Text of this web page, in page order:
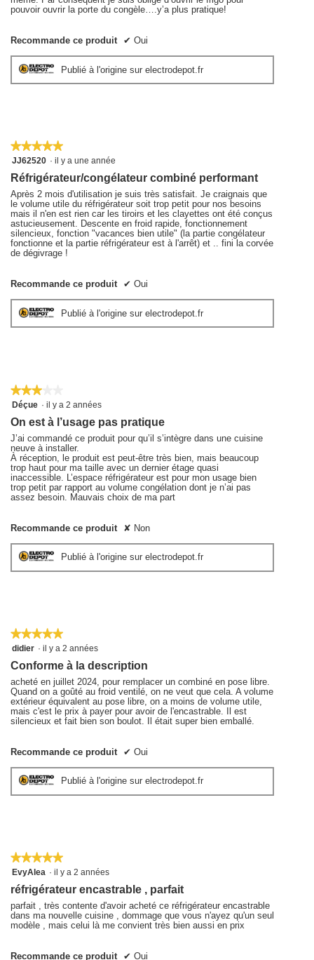
pouvoir ouvrir la porte du congèle….y’a plus pratique!
Recommande ce produit ✔ Oui
Publié à l'origine sur electrodepot.fr
★★★★★
★★★★★
5
5
JJ62520 · il y a une année
Réfrigérateur/congélateur combiné performant
Après 2 mois d'utilisation je suis très satisfait. Je craignais que
le volume utile du réfrigérateur soit trop petit pour nos besoins
mais il n'en est rien car les tiroirs et les clayettes ont été conçus
astucieusement. Descente en froid rapide, fonctionnement
silencieux, fonction "vacances bien utile" (la partie congélateur
fonctionne et la partie réfrigérateur est à l'arrêt) et .. fini la corvée
de dégivrage !
Recommande ce produit ✔ Oui
Publié à l'origine sur electrodepot.fr
★★★★★
★★★★★
3
5
Déçue · il y a 2 années
On est à l’usage pas pratique
J’ai commandé ce produit pour qu’il s’intègre dans une cuisine
neuve à installer.
À réception, le produit est peut-être très bien, mais beaucoup
trop haut pour ma taille avec un dernier étage quasi
inaccessible. L’espace réfrigérateur est pour mon usage bien
trop petit par rapport au volume congélation dont je n’ai pas
assez besoin. Mauvais choix de ma part
Recommande ce produit ✘ Non
Publié à l'origine sur electrodepot.fr
★★★★★
★★★★★
5
5
didier · il y a 2 années
Conforme à la description
acheté en juillet 2024, pour remplacer un combiné en pose libre.
Quand on a goûté au froid ventilé, on ne veut que cela. A volume
extérieur équivalent au pose libre, on a moins de volume utile,
mais c'est le prix à payer pour avoir de l'encastrable. Il est
silencieux et fait bien son boulot. Il était super bien emballé.
Recommande ce produit ✔ Oui
Publié à l'origine sur electrodepot.fr
★★★★★
★★★★★
5
5
EvyAlea · il y a 2 années
réfrigérateur encastrable , parfait
parfait , très contente d'avoir acheté ce réfrigérateur encastrable
dans ma nouvelle cuisine , dommage que vous n'ayez qu'un seul
modèle , mais celui là me convient très bien aussi en prix
Recommande ce produit ✔ Oui